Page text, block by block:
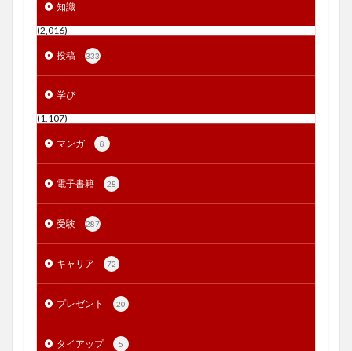
知識
(2,016)
投稿 333
学び
(1,107)
マンガ 8
電子書籍 28
受験 287
キャリア 72
プレゼント 20
タイアップ 5